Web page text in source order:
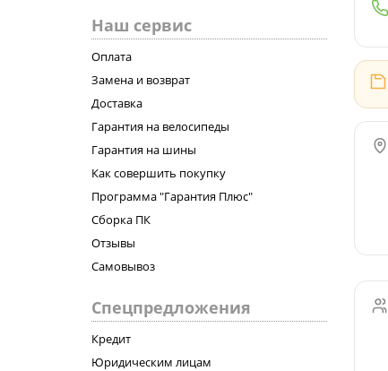
Наш сервис
Оплата
Замена и возврат
Доставка
Гарантия на велосипеды
Гарантия на шины
Как совершить покупку
Программа "Гарантия Плюс"
Сборка ПК
Отзывы
Самовывоз
Спецпредложения
Кредит
Юридическим лицам